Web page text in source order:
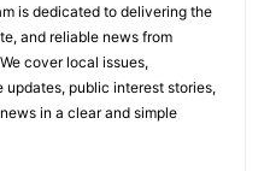
is dedicated to delivering the
and reliable news from
cover local issues,
updates, public interest stories,
in a clear and simple